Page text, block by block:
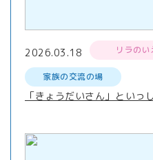
2026.03.18 リラのい
家族の交流の場
「きょうだいさん」といっ